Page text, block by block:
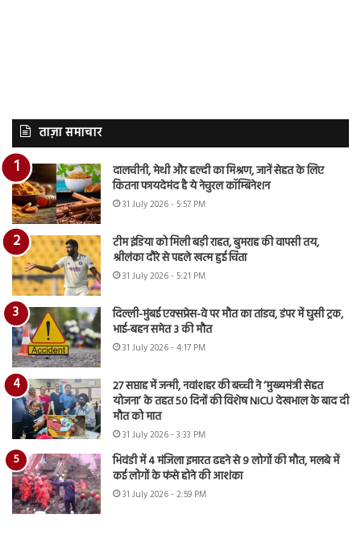
ताज़ा समाचार
दालचीनी, मेथी और हल्दी का मिश्रण, जानें सेहत के लिए
कितना फायदेमंद है ये नेचुरल कॉम्बिनेशन
31 July 2026 - 5:57 PM
टीम इंडिया को मिली बड़ी राहत, बुमराह की वापसी तय,
श्रीलंका दौरे से पहले खत्म हुई चिंता
31 July 2026 - 5:21 PM
दिल्ली-मुंबई एक्सप्रेस-वे पर मौत का तांडव, डंपर में घुसी ट्रक,
भाई-बहन समेत 3 की मौत
31 July 2026 - 4:17 PM
27 सप्ताह में जन्मी, नवांशहर की बच्ची ने ‘मुख्यमंत्री सेहत
योजना’ के तहत 50 दिनों की विशेष NICU देखभाल के बाद दी
मौत को मात
31 July 2026 - 3:33 PM
भिवंडी में 4 मंजिला इमारत ढहने से 9 लोगों की मौत, मलबे में
कई लोगों के फंसे होने की आशंका
31 July 2026 - 2:59 PM